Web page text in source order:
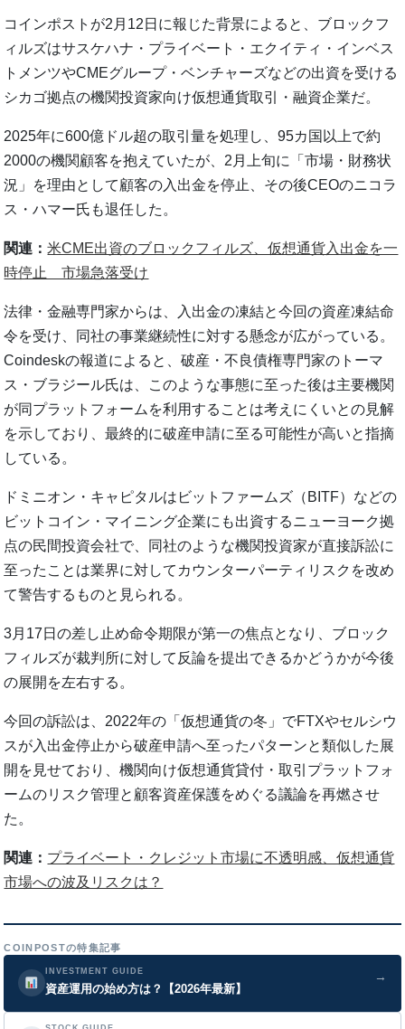
コインポストが2月12日に報じた背景によると、ブロックフ
ィルズはサスケハナ・プライベート・エクイティ・インベス
トメンツやCMEグループ・ベンチャーズなどの出資を受ける
シカゴ拠点の機関投資家向け仮想通貨取引・融資企業だ。
2025年に600億ドル超の取引量を処理し、95カ国以上で約
2000の機関顧客を抱えていたが、2月上旬に「市場・財務状
況」を理由として顧客の入出金を停止、その後CEOのニコラ
ス・ハマー氏も退任した。
関連：米CME出資のブロックフィルズ、仮想通貨入出金を一
時停止 市場急落受け
法律・金融専門家からは、入出金の凍結と今回の資産凍結命
令を受け、同社の事業継続性に対する懸念が広がっている。
Coindeskの報道によると、破産・不良債権専門家のトーマ
ス・ブラジール氏は、このような事態に至った後は主要機関
が同プラットフォームを利用することは考えにくいとの見解
を示しており、最終的に破産申請に至る可能性が高いと指摘
している。
ドミニオン・キャピタルはビットファームズ（BITF）などの
ビットコイン・マイニング企業にも出資するニューヨーク拠
点の民間投資会社で、同社のような機関投資家が直接訴訟に
至ったことは業界に対してカウンターパーティリスクを改め
て警告するものと見られる。
3月17日の差し止め命令期限が第一の焦点となり、ブロック
フィルズが裁判所に対して反論を提出できるかどうかが今後
の展開を左右する。
今回の訴訟は、2022年の「仮想通貨の冬」でFTXやセルシウ
スが入出金停止から破産申請へ至ったパターンと類似した展
開を見せており、機関向け仮想通貨貸付・取引プラットフォ
ームのリスク管理と顧客資産保護をめぐる議論を再燃させ
た。
関連： プライベート・クレジット市場に不透明感、仮想通貨
市場への波及リスクは？
COINPOSTの特集記事
INVESTMENT GUIDE
資産運用の始め方は？【2026年最新】
→